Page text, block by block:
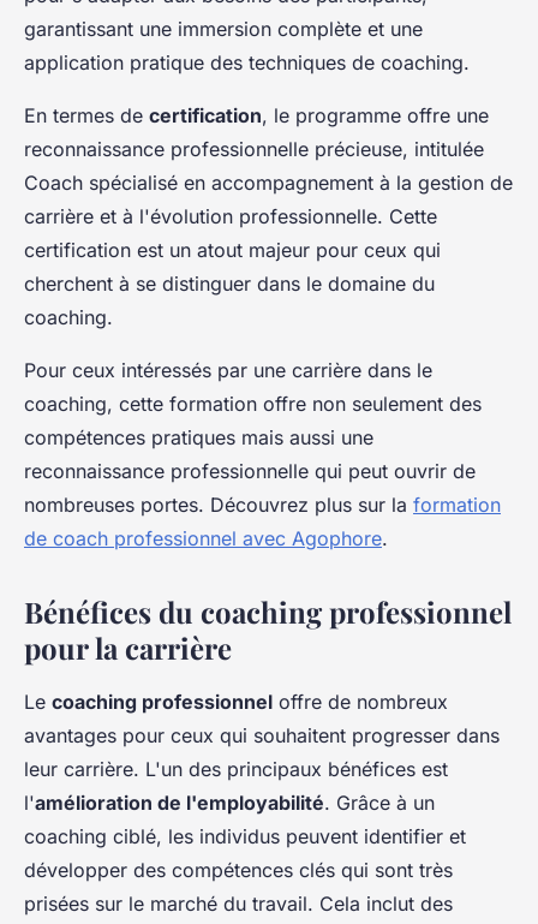
garantissant une immersion complète et une
application pratique des techniques de coaching.
En termes de certification, le programme offre une
reconnaissance professionnelle précieuse, intitulée
Coach spécialisé en accompagnement à la gestion de
carrière et à l'évolution professionnelle. Cette
certification est un atout majeur pour ceux qui
cherchent à se distinguer dans le domaine du
coaching.
Pour ceux intéressés par une carrière dans le
coaching, cette formation offre non seulement des
compétences pratiques mais aussi une
reconnaissance professionnelle qui peut ouvrir de
nombreuses portes. Découvrez plus sur la formation
de coach professionnel avec Agophore.
Bénéfices du coaching professionnel
pour la carrière
Le coaching professionnel offre de nombreux
avantages pour ceux qui souhaitent progresser dans
leur carrière. L'un des principaux bénéfices est
l'amélioration de l'employabilité. Grâce à un
coaching ciblé, les individus peuvent identifier et
développer des compétences clés qui sont très
prisées sur le marché du travail. Cela inclut des